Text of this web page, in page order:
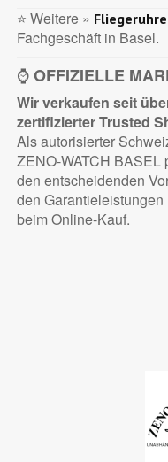
⭐ Weitere »
Fachgeschäft in Basel.
⌚OFFIZIELLE
Wir verkaufen seit
zertifizierterTrusted
Als autorisierter
ZENO-WATCH
den entscheidenden
den
beim Online-Kauf.